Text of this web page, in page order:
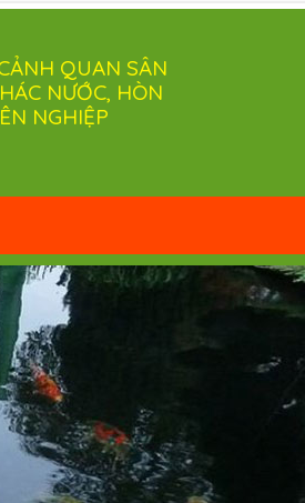
QUAN SÂN
NƯỚC, HÒN
NGHIỆP